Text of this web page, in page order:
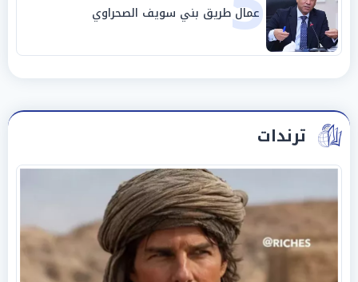
عمال طريق بني سويف الصحراوي
ترندات